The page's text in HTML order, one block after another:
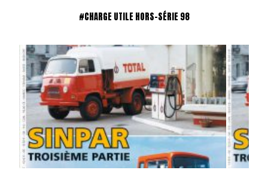
#CHARGE UTILE HORS-SÉRIE 98